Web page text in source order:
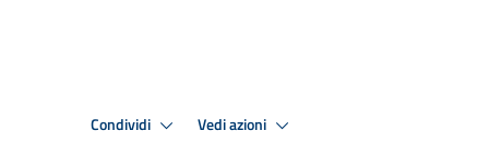
Condividi Vedi azioni